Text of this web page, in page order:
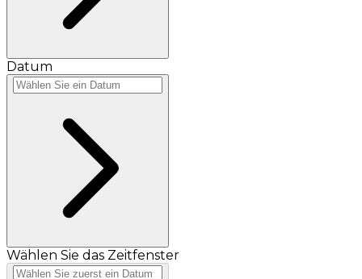
Datum
Wählen Sie das Zeitfenster